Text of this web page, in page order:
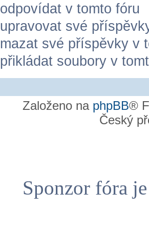
odpovídat v tomto fóru
upravovat své
mazat své příspěvky v
přikládat soubory v
Založeno na phpBB®
Český
Sponzor fóra